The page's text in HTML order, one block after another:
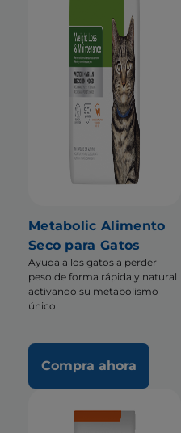
Metabolic Alimento
Seco para Gatos
Ayuda a los gatos a perder
peso de forma rápida y natural
activando su metabolismo
único
Compra ahora